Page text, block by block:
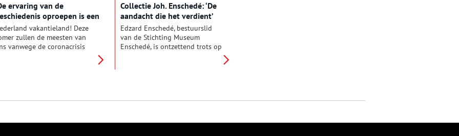
ervaring van de
oproepen is een
vakantieland! Deze
zullen de meesten van
vanwege de coronacrisis
verrassend actueel blijken.
Collectie Joh. Enschedé: ‘De
aandacht die het verdient’
Edzard Enschedé, bestuurslid
van de Stichting Museum
Enschedé, is ontzettend trots op
waarmee hij zich persoonlijk